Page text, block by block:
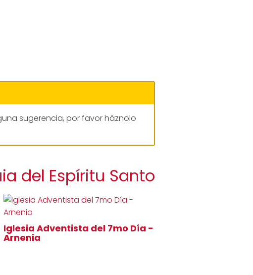
sugerencia, por favor háznolo
del Espíritu Santo
Iglesia Adventista del 7mo Día -
Arnenia